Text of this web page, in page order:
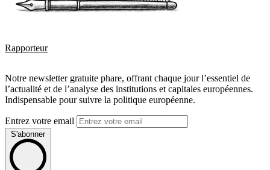
Rapporteur
Notre newsletter gratuite phare, offrant chaque jour l’essentiel de
l’actualité et de l’analyse des institutions et capitales européennes.
Indispensable pour suivre la politique européenne.
Entrez votre email
S'abonner